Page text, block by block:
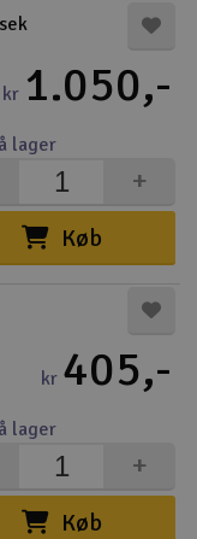
kr 1.050,-
Køb
+
lager
kr 405,-
Køb
+
lager